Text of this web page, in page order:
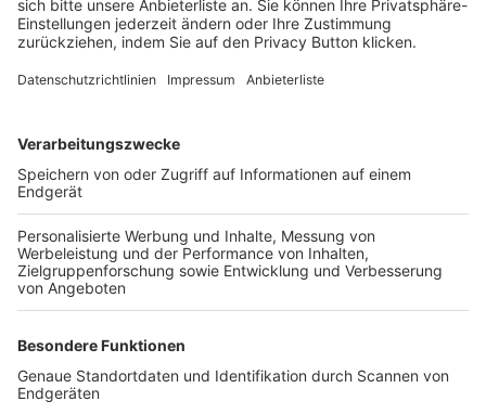
FOLGE DEM BFV
TOP-VEREINE
TOP-PARTNER